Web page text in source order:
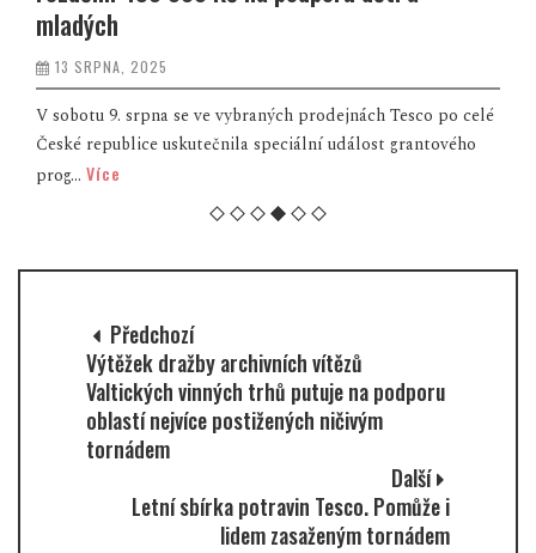
mladých
13 SRPNA, 2025
V sobotu 9. srpna se ve vybraných prodejnách Tesco po celé
České republice uskutečnila speciální událost grantového
prog... Více
Předchozí
Výtěžek dražby archivních vítězů
Valtických vinných trhů putuje na podporu
oblastí nejvíce postižených ničivým
tornádem
Další
Letní sbírka potravin Tesco. Pomůže i
lidem zasaženým tornádem